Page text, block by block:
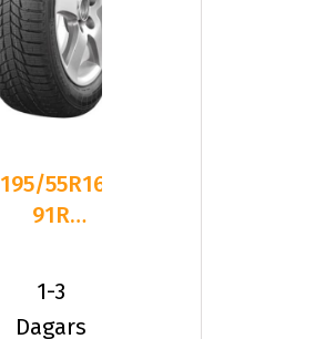
195/55R16
91R
PL01 XL
Friktion
1-3
Dagars